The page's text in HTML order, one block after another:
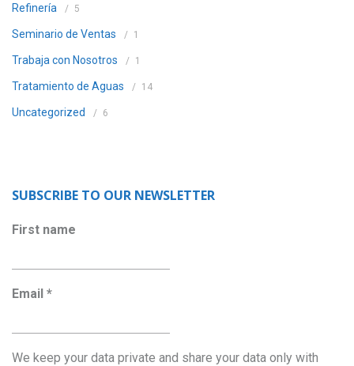
Refinería 5
Seminario de Ventas 1
Trabaja con Nosotros 1
Tratamiento de Aguas 14
Uncategorized 6
SUBSCRIBE TO OUR NEWSLETTER
First name
Email *
We keep your data private and share your data only with